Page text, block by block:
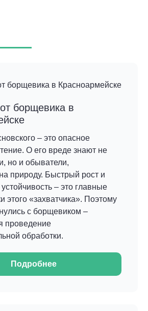
борщевика в
– это опасное
О его вреде знают не
но и обыватели,
природу. Быстрый рост и
– это главные
этого «захватчика». Поэтому
с борщевиком –
проведение
обработки.
Подробнее